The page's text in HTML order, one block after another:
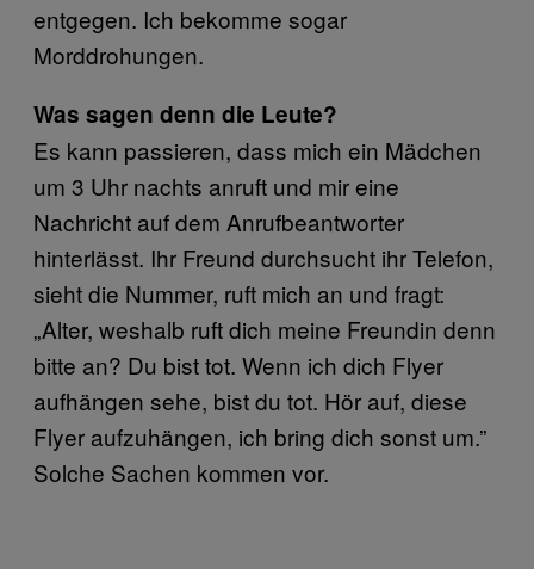
entgegen. Ich bekomme sogar
Morddrohungen.
Was sagen denn die Leute?
Es kann passieren, dass mich ein Mädchen
um 3 Uhr nachts anruft und mir eine
Nachricht auf dem Anrufbeantworter
hinterlässt. Ihr Freund durchsucht ihr Telefon,
sieht die Nummer, ruft mich an und fragt:
„Alter, weshalb ruft dich meine Freundin denn
bitte an? Du bist tot. Wenn ich dich Flyer
aufhängen sehe, bist du tot. Hör auf, diese
Flyer aufzuhängen, ich bring dich sonst um.”
Solche Sachen kommen vor.